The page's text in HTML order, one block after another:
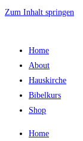
Zum Inhalt springen
Home
About
Hauskirche
Bibelkurs
Shop
Home